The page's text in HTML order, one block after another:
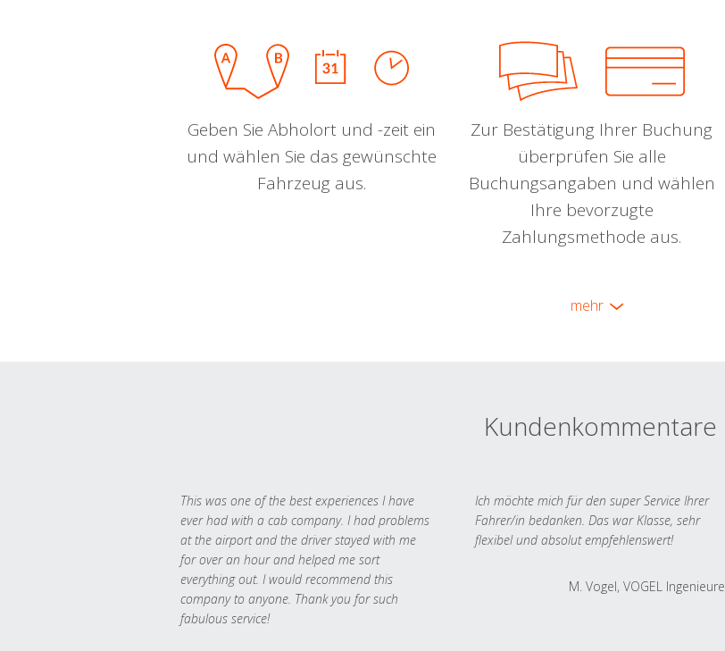
Geben Sie Abholort und -zeit ein
und wählen Sie das gewünschte
Fahrzeug aus.
Zur Bestätigung Ihrer Buchung
überprüfen Sie alle
Buchungsangaben und wählen
Ihre bevorzugte
Zahlungsmethode aus.
mehr
Kundenkommentare
This was one of the best experiences I have
ever had with a cab company. I had problems
at the airport and the driver stayed with me
for over an hour and helped me sort
everything out. I would recommend this
company to anyone. Thank you for such
fabulous service!
Ich möchte mich für den super Service Ihrer
Fahrer/in bedanken. Das war Klasse, sehr
flexibel und absolut empfehlenswert!
M. Vogel, VOGEL Ingenieure